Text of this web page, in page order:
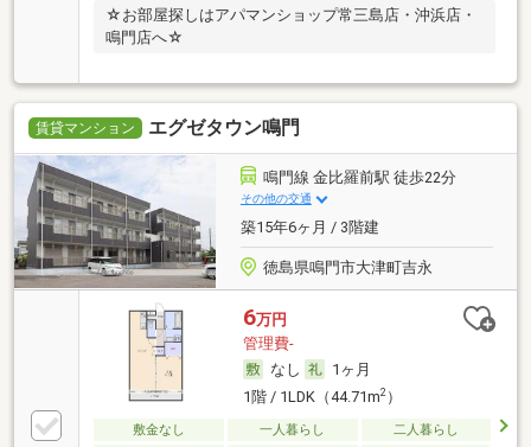
☆お部屋探しはアパマンショップ常三島店・沖浜店・
鳴門店へ☆
賃貸マンション エグゼタウン鳴門
鳴門線 金比羅前駅 徒歩22分
その他の交通
築15年6ヶ月 / 3階建
徳島県鳴門市大津町吉永
6万円
管理費-
なし
1ヶ月
1階 / 1LDK（44.71m2）
敷金なし 一人暮らし
二人暮らし